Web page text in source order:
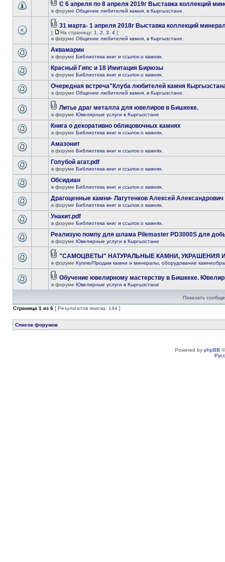
С 6 апреля по 8 апреля 2019г Выставка коллекций
в форуме Общение любителей камня, в Кыргызстане.
31 марта- 1 апреля 2018г Выставка коллекций
[ На страницу: 1 2 3 4 ]
в форуме Общение любителей камня, в Кыргызстане.
Аквамарин
в форуме Библиотека книг и ссылок о камнях.
Красный Гипс и 18 Имитация Бирюзы
в форуме Библиотека книг и ссылок о камнях.
Очередная встреча"Клуба любителей камня
в форуме Общение любителей камня, в Кыргызстане.
Литье драг металла для ювелиров в Бишкеке.
в форуме Ювелирные услуги в Кыргызстане
Книга о декоративно облицовочных камнях
в форуме Библиотека книг и ссылок о камнях.
Амазонит
в форуме Библиотека книг и ссылок о камнях.
Голубой агат.pdf
в форуме Библиотека книг и ссылок о камнях.
Обсидиан
в форуме Библиотека книг и ссылок о камнях.
Драгоценные камни- Лагутенков Алексей Александрович
в форуме Библиотека книг и ссылок о камнях.
Унакит.pdf
в форуме Библиотека книг и ссылок о камнях.
Реализую помпу для шлама Pilemaster PD3000S для
в форуме Ювелирные услуги в Кыргызстане
"САМОЦВЕТЫ" НАТУРАЛЬНЫЕ КАМНИ, УКРАШЕНИЯ
в форуме Куплю/Продам камни и минералы, оборудование
Обучение ювелирному мастерству в Бишкеке.
в форуме Ювелирные услуги в Кыргызстане
Показать
Страница 1 из 6 [ Результатов поиска: 144 ]
Список форумов
Powered by phpBB